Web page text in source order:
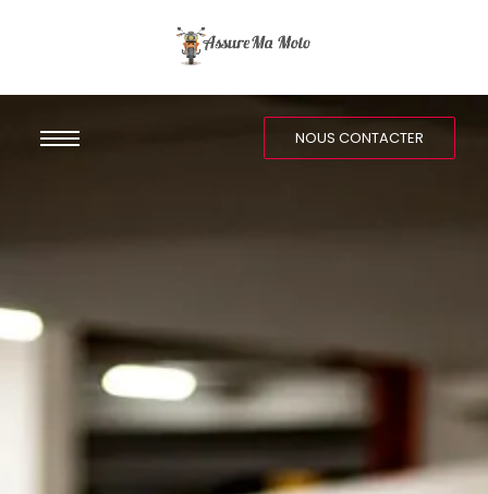
NOUS CONTACTER